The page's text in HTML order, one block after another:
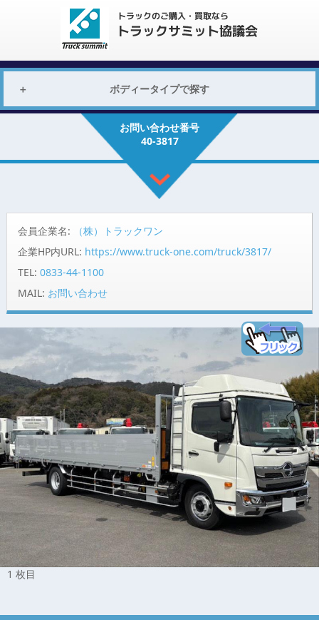
ボディータイプで探す
お問い合わせ番号
40-3817
会員企業名:
（株）トラックワン
企業HP内URL: https://www.truck-one.com/truck/3817/
TEL: 0833-44-1100
MAIL: お問い合わせ
1 枚目